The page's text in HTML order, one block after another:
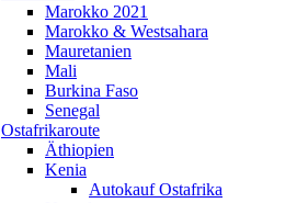
Marokko 2021
Marokko & Westsahara
Mauretanien
Mali
Burkina Faso
Senegal
Ostafrikaroute
Äthiopien
Kenia
Autokauf Ostafrika